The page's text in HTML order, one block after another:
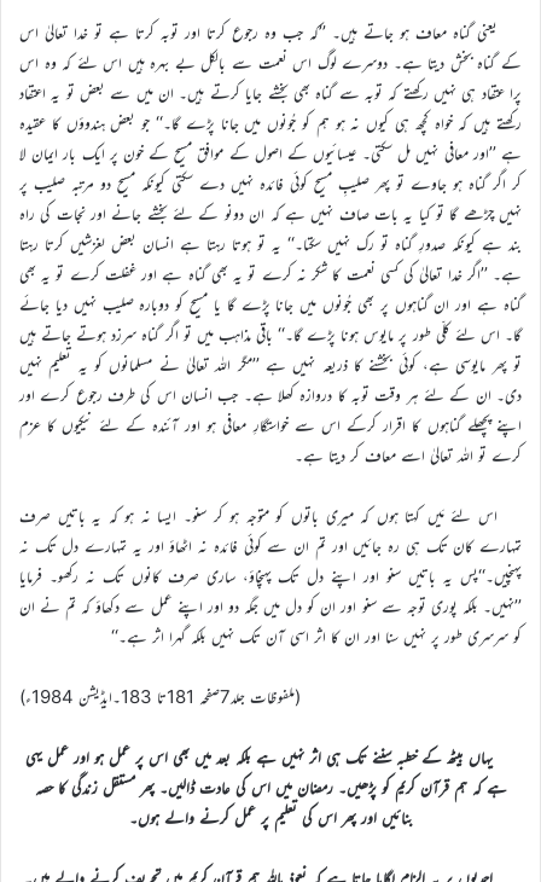
یعنی گناہ معاف ہو جاتے ہیں۔ ’’کہ جب وہ رجوع کرتا اور توبہ کرتا ہے تو خدا تعالیٰ اس
کے گناہ بخش دیتا ہے۔ دوسرے لوگ اس نعمت سے بالکل بے بہرہ ہیں اس لئے کہ وہ اس
پرا عتقاد ہی نہیں رکھتے کہ توبہ سے گناہ بھی بخشے جایا کرتے ہیں۔ ان میں سے بعض تو یہ اعتقاد
رکھتے ہیں کہ خواہ کچھ ہی کیوں نہ ہو ہم کو جُونوں میں جانا پڑے گا۔‘‘ جو بعض ہندوؤں کا عقیدہ
ہے ’’اور معافی نہیں مل سکتی۔ عیسائیوں کے اصول کے موافق مسیح کے خون پر ایک بار ایمان لا
کر اگر گناہ ہو جاوے تو پھر صلیبِ مسیح کوئی فائدہ نہیں دے سکتی کیونکہ مسیح دو مرتبہ صلیب پر
نہیں چڑھے گا تو کیا یہ بات صاف نہیں ہے کہ ان دونو کے لئے بخشے جانے اور نجات کی راہ
بند ہے کیونکہ صدورِ گناہ تو رک نہیں سکتا۔‘‘ یہ تو ہوتا رہتا ہے انسان بعض لغزشیں کرتا رہتا
ہے۔ ’’اگر خدا تعالیٰ کی کسی نعمت کا شکر نہ کرے تو یہ بھی گناہ ہے اور غفلت کرے تو یہ بھی
گناہ ہے اور ان گناہوں پر بھی جُونوں میں جانا پڑے گا یا مسیح کو دوبارہ صلیب نہیں دیا جائے
گا۔ اس لئے کلّی طور پر مایوس ہونا پڑے گا۔‘‘ باقی مذاہب میں تو اگر گناہ سرزد ہوتے جاتے ہیں
تو پھر مایوسی ہے، کوئی بخشنے کا ذریعہ نہیں ہے ’’مگر اللہ تعالیٰ نے مسلمانوں کو یہ تعلیم نہیں
دی۔ ان کے لئے ہر وقت توبہ کا دروازہ کھلا ہے۔ جب انسان اس کی طرف رجوع کرے اور
اپنے پچھلے گناہوں کا اقرار کرکے اس سے خواستگارِ معافی ہو اور آئندہ کے لئے نیکیوں کا عزم
کرے تو اللہ تعالیٰ اسے معاف کر دیتا ہے۔
اس لئے مَیں کہتا ہوں کہ میری باتوں کو متوجہ ہو کر سنو۔ ایسا نہ ہو کہ یہ باتیں صرف
تمہارے کان تک ہی رہ جائیں اور تم ان سے کوئی فائدہ نہ اٹھاؤ اور یہ تمہارے دل تک نہ
پہنچیں۔‘‘پس یہ باتیں سنو اور اپنے دل تک پہنچاؤ، ساری صرف کانوں تک نہ رکھو۔ فرمایا
’’نہیں۔ بلکہ پوری توجہ سے سنو اور ان کو دل میں جگہ دو اور اپنے عمل سے دکھاؤ کہ تم نے ان
کو سرسری طور پر نہیں سنا اور ان کا اثر اسی آن تک نہیں بلکہ گہرا اثر ہے۔‘‘
(ملفوظات جلد7صفحہ 181تا 183۔ایڈیشن 1984ء)
یہاں بیٹھ کے خطبہ سننے تک ہی اثر نہیں ہے بلکہ بعد میں بھی اس پر عمل ہو اور عمل یہی
ہے کہ ہم قرآن کریم کو پڑھیں۔ رمضان میں اس کی عادت ڈالیں۔ پھر مستقل زندگی کا حصہ
بنائیں اور پھر اس کی تعلیم پر عمل کرنے والے ہوں۔
احمدیوں پر یہ الزام لگایا جاتا ہے کہ نعوذ باللہ ہم قرآن کریم میں تحریف کرنے والے ہیں۔